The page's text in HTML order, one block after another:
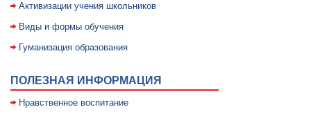
Активизации учения школьников
Виды и формы обучения
Гуманизация образования
ПОЛЕЗНАЯ ИНФОРМАЦИЯ
Нравственное воспитание